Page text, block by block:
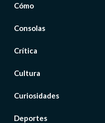
Cómo
Consolas
Crítica
Cultura
Curiosidades
Deportes